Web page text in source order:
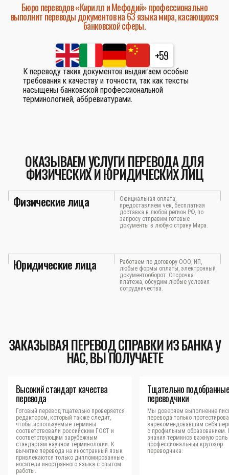
Бюро переводов «Кирилл и Мефодий» профессионально
выполнит переводы документов на 63 языка мира, касающихся
банковской сферы.
+59
К переводу таких документов выдвигаем особые
требования к качеству и точности, так как тексты
насыщены банковской профессиональной
терминологией, аббревиатурами.
ОКАЗЫВАЕМ УСЛУГИ ПЕРЕВОДА ДЛЯ
ФИЗИЧЕСКИХ И ЮРИДИЧЕСКИХ ЛИЦ
Физические лица
Официальная оплата,
предоставляем чек, бесплатная
доставка в любой регион РФ, по
запросу отправим готовые
документы в любую страну Мира.
Юридические лица
Работаем по договору ООО, ИП,
любые формы оплаты, электронный
документооборот. Отсрочка
платежа, обсудим любые условия
сотрудничества.
ЗАКАЗЫВАЯ ПЕРЕВОД СПРАВКИ ИЗ БАНКА У
НАС, ВЫ ПОЛУЧАЕТЕ
Высокий стандарт качества
перевода
Готовый перевод тщательно проверяется
редактором, который также следит,
чтобы используемые термины
соответствовали российским ГОСТ и
соответствующим зарубежным
стандартам научной терминологии. К
вычитке перевода на иностранный язык
привлекаются только дипломированные
носители иностранного языка с опытом
работы.
Тщательно подобранные
переводчики
Мы доверяем выполнение
перевода только
зарекомендовавшим себя
с профильным
знания терминов важную роль
профессиональный кругозор
переводчика.